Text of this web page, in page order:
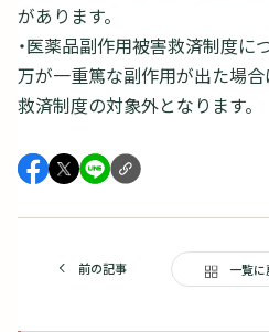
があります。
・医薬品副作用被害救済制度に
万が一重篤な副作用が出た場合
救済制度の対象外となります。
前の記事 一覧に